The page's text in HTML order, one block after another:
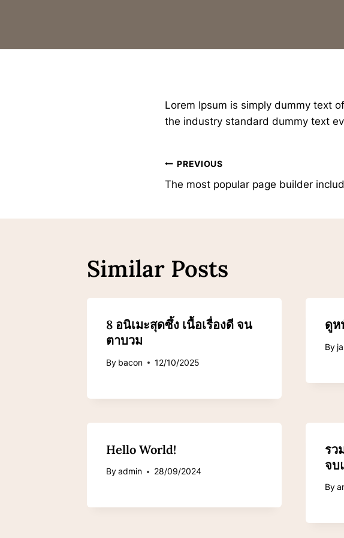
Lorem Ipsum is simply dummy text
the industry standard dummy text
Post
Navigation
PREVIOUS
The most popular page builder
Similar Posts
8 อนิเมะสุดซึ้ง เนื้อเรื่องดี จน
ตาบวม
By bacon 12/10/2025
ดูห
By
Hello World!
Byadmin 28/09/2024
รว
จบ
By